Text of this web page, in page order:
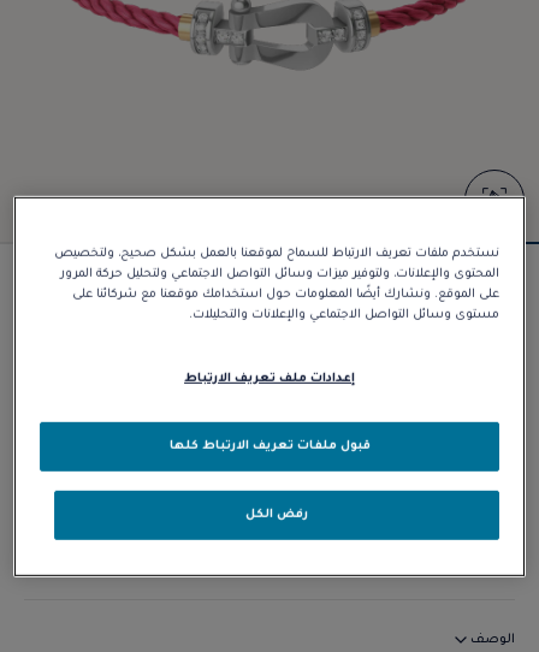
سوار Force 10
د.إ 12.460,00
الاتصال بنا
التوافر في المتجر
الوصف
نستخدم ملفات تعريف الارتباط للسماح لموقعنا بالعمل بشكل صحيح، ولتخصيص
المحتوى والإعلانات، ولتوفير ميزات وسائل التواصل الاجتماعي ولتحليل حركة المرور
على الموقع. ونشارك أيضًا المعلومات حول استخدامك موقعنا مع شركائنا على
مستوى وسائل التواصل الاجتماعي والإعلانات والتحليلات.
إعدادات ملف تعريف الارتباط
رفض الكل
قبول ملفات تعريف الارتباط كلها